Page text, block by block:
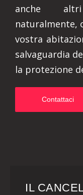
anche
naturalmente,
vostra
salvaguardia
la protezione
Contattaci
IL